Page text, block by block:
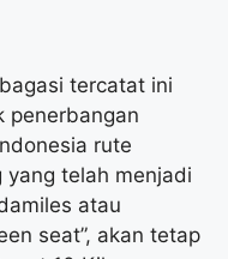
tercatat ini
penerbangan
rute
yang telah menjadi
atau
seat”, akan tetap